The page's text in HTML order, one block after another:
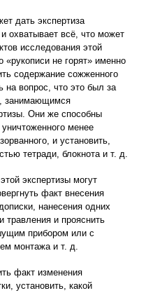
дать экспертиза
охватывает всё, что может
исследования этой
«рукописи не горят» именно
содержание сожженного
на вопрос, что это был за
занимающимся
Они же способны
менее
и установить,
тетради, блокнота и т. д.
экспертизы могут
факт внесения
нанесения одних
травления и прояснить
прибором или с
монтажа и т. д.
факт изменения
установить, какой